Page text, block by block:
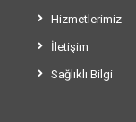
Hizmetlerimiz
İletişim
Sağlıklı Bilgi